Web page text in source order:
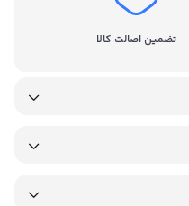
تضمین اصالت کالا